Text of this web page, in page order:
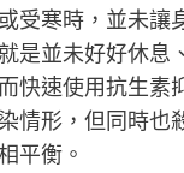
受寒時，並未讓
是並未好好休息
快速使用抗生素
情形，但同時也
平衡。